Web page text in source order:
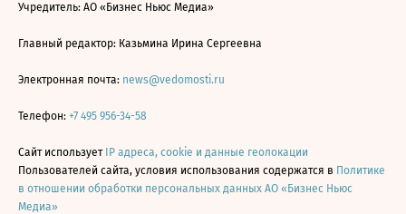
Учредитель: АО «Бизнес Ньюс Медиа»
Главный редактор: Казьмина Ирина Сергеевна
Электронная почта: news@vedomosti.ru
Телефон: +7 495 956-34-58
Сайт использует IP адреса, cookie и данные геолокации
Пользователей сайта, условия использования содержатся в Политике
в отношении обработки персональных данных АО «Бизнес Ньюс
Медиа»